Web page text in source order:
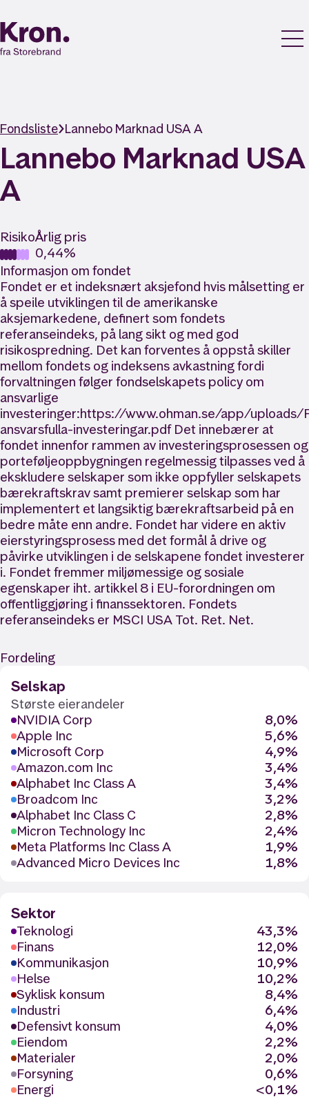
Fondsliste Lannebo Marknad USA A
Lannebo Marknad USA
A
RisikoÅrlig pris
0,44%
Informasjon om fondet
Fondet er et indeksnært aksjefond hvis målsetting er
å speile utviklingen til de amerikanske
aksjemarkedene, definert som fondets
referanseindeks, på lang sikt og med god
risikospredning. Det kan forventes å oppstå skiller
mellom fondets og indeksens avkastning fordi
forvaltningen følger fondselskapets policy om
ansvarlige
investeringer:https://www.ohman.se/app/uploads/
ansvarsfulla-investeringar.pdf Det innebærer at
fondet innenfor rammen av investeringsprosessen og
porteføljeoppbygningen regelmessig tilpasses ved å
ekskludere selskaper som ikke oppfyller selskapets
bærekraftskrav samt premierer selskap som har
implementert et langsiktig bærekraftsarbeid på en
bedre måte enn andre. Fondet har videre en aktiv
eierstyringsprosess med det formål å drive og
påvirke utviklingen i de selskapene fondet investerer
i. Fondet fremmer miljømessige og sosiale
egenskaper iht. artikkel 8 i EU-forordningen om
offentliggjøring i finanssektoren. Fondets
referanseindeks er MSCI USA Tot. Ret. Net.
Fordeling
Selskap
Største eierandeler
NVIDIA Corp
8,0%
Apple Inc
5,6%
Microsoft Corp
4,9%
Amazon.com Inc
3,4%
Alphabet Inc Class A
3,4%
Broadcom Inc
3,2%
Alphabet Inc Class C
2,8%
Micron Technology Inc
2,4%
Meta Platforms Inc Class A
1,9%
Advanced Micro Devices Inc
1,8%
Sektor
Teknologi
43,3%
Finans
12,0%
Kommunikasjon
10,9%
Helse
10,2%
Syklisk konsum
8,4%
Industri
6,4%
Defensivt konsum
4,0%
Eiendom
2,2%
Materialer
2,0%
Forsyning
0,6%
Energi
<0,1%